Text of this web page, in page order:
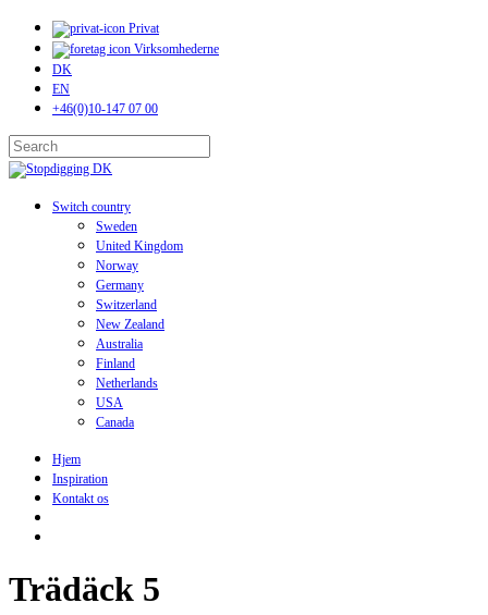
Skip
main
content
Privat
Virksomhederne
DK
EN
+46(0)10-147 07 00
Close
Search
search
Menu
Switch country
Sweden
United Kingdom
Norway
Germany
Switzerland
New Zealand
Australia
Finland
Netherlands
USA
Canada
Hjem
Inspiration
Kontakt os
Trädäck 5